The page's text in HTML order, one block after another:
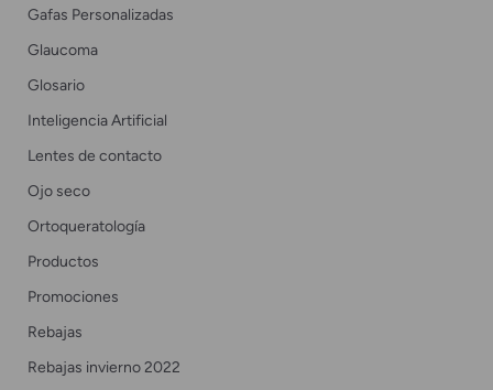
Gafas Personalizadas
Glaucoma
Glosario
Inteligencia Artificial
Lentes de contacto
Ojo seco
Ortoqueratología
Productos
Promociones
Rebajas
Rebajas invierno 2022